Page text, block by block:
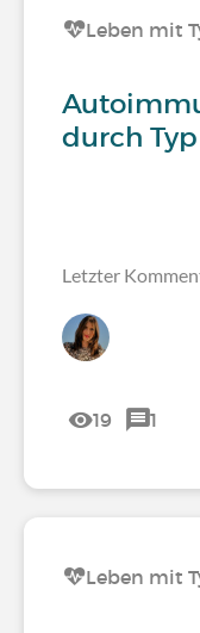
Leben mit
durch
Letzter
19 1
Leben mit